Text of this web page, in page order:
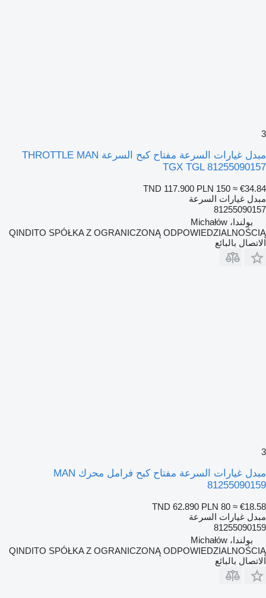
3
مبدل غيارات السرعة مفتاح كبح السرعة THROTTLE MAN
TGX TGL 81255090157
TND 117.900 PLN 150 ≈ €34.84
مبدل غيارات السرعة
81255090157
بولندا، Michałów
QINDITO SPÓŁKA Z OGRANICZONĄ ODPOWIEDZIALNOŚCIĄ
الاتصال بالبائع
3
مبدل غيارات السرعة مفتاح كبح فرامل محرك MAN
81255090159
TND 62.890 PLN 80 ≈ €18.58
مبدل غيارات السرعة
81255090159
بولندا، Michałów
QINDITO SPÓŁKA Z OGRANICZONĄ ODPOWIEDZIALNOŚCIĄ
الاتصال بالبائع